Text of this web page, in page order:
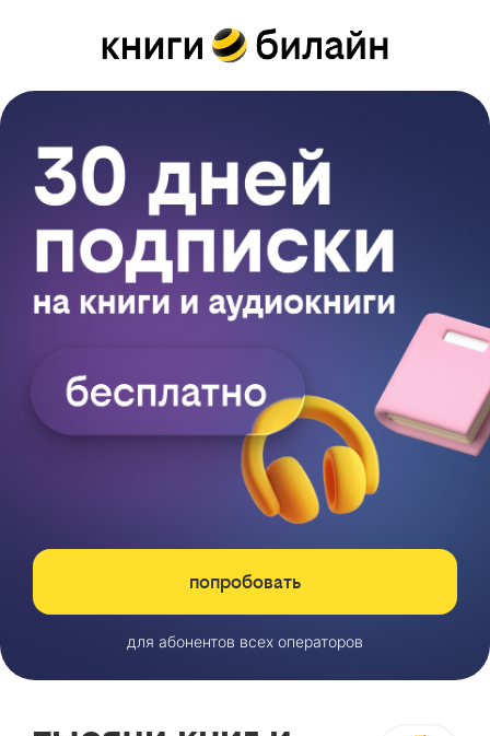
попробовать
для абонентов всех операторов